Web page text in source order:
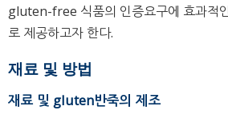
gluten-free 식품의 인증요구에 효과적
로 제공하고자 한다.
재료 및 방법
재료 및 gluten반죽의 제조